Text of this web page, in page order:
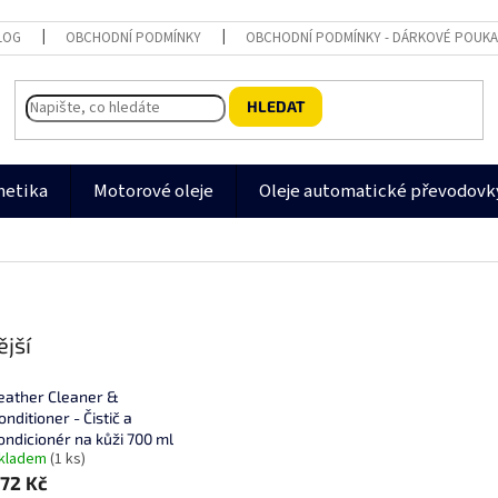
OBCHODNÍ PODMÍNKY OBCHODNÍ PODMÍNKY - DÁRKOVÉ
HLEDAT
Motorové oleje Oleje automatické
Cleaner &
- Čistič a
na kůži 700 ml
(1 ks)
Kč